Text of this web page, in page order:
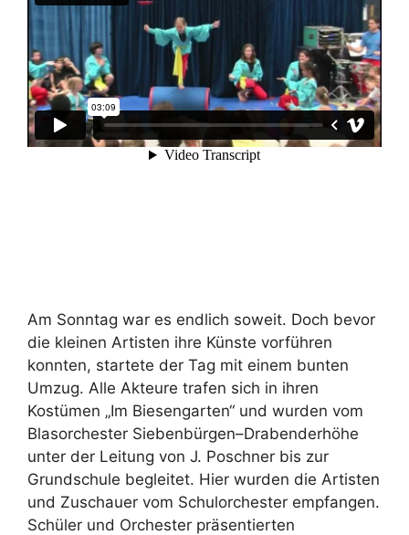
Am Sonntag war es endlich soweit. Doch bevor
die kleinen Artisten ihre Künste vorführen
konnten, startete der Tag mit einem bunten
Umzug. Alle Akteure trafen sich in ihren
Kostümen „Im Biesengarten“ und wurden vom
Blasorchester Siebenbürgen–Drabenderhöhe
unter der Leitung von J. Poschner bis zur
Grundschule begleitet. Hier wurden die Artisten
und Zuschauer vom Schulorchester empfangen.
Schüler und Orchester präsentierten